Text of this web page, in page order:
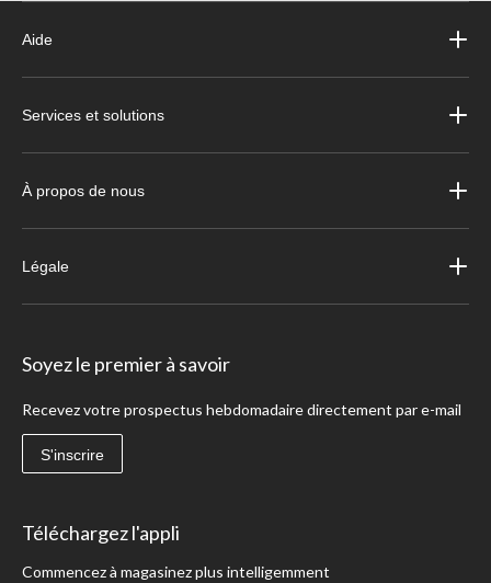
Aide
Services et solutions
À propos de nous
Légale
Soyez le premier à savoir
Recevez votre prospectus hebdomadaire directement par e-mail
S'inscrire
Téléchargez l'appli
Commencez à magasinez plus intelligemment